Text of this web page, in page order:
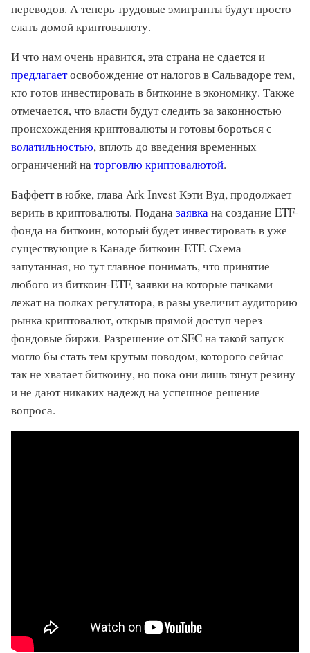
переводов. А теперь трудовые эмигранты будут просто
слать домой криптовалюту.
И что нам очень нравится, эта страна не сдается и
предлагаетосвобождение от налогов в Сальвадоре тем,
кто готов инвестировать в биткоине в экономику. Также
отмечается, что власти будут следить за законностью
происхождения криптовалюты и готовы бороться с
волатильностью, вплоть до введения временных
ограничений наторговлю криптовалютой.
Баффетт в юбке, глава Ark Invest Кэти Вуд, продолжает
верить в криптовалюты. Поданазаявкана создание ETF-
фонда на биткоин, который будет инвестировать в уже
существующие в Канаде биткоин-ETF. Схема
запутанная, но тут главное понимать, что принятие
любого из биткоин-ETF, заявки на которые пачками
лежат на полках регулятора, в разы увеличит аудиторию
рынка криптовалют, открыв прямой доступ через
фондовые биржи. Разрешение от SEC на такой запуск
могло бы стать тем крутым поводом, которого сейчас
так не хватает биткоину, но пока они лишь тянут резину
и не дают никаких надежд на успешное решение
вопроса.